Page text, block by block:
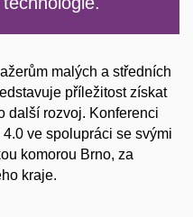
malých a středních
příležitost získat
další rozvoj. Konferenci
ve spolupráci se svými
komorou Brno, za
kraje.